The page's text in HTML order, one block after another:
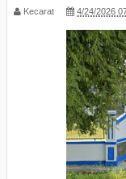
Kecarat 4/24/2026